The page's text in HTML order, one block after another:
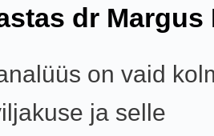
dr Margus
on vaid
ja selle